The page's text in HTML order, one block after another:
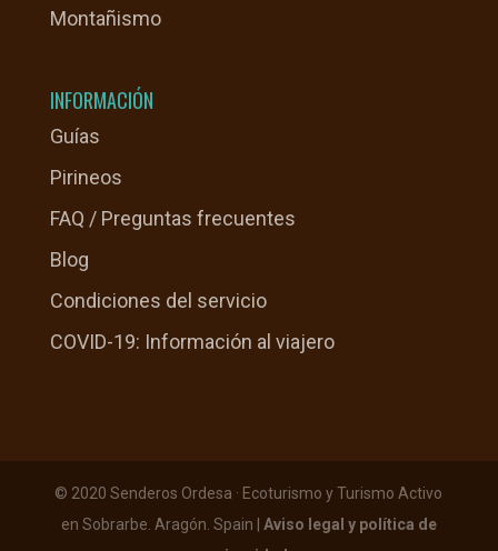
Montañismo
INFORMACIÓN
Guías
Pirineos
FAQ / Preguntas frecuentes
Blog
Condiciones del servicio
COVID-19: Información al viajero
© 2020 Senderos Ordesa · Ecoturismo y Turismo Activo
en Sobrarbe. Aragón. Spain | Aviso legal y política de